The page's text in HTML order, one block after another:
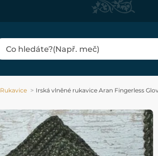
Rukavice Irská vlněné rukavice Aran Fingerless